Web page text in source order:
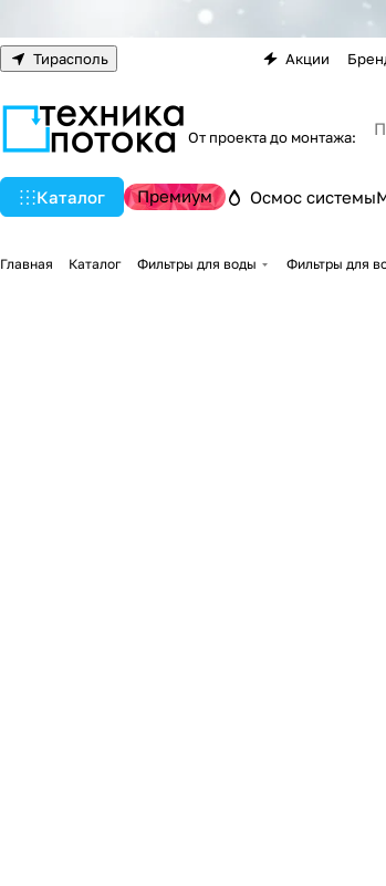
Тирасполь Акции
От проекта до монтажа:
Каталог Премиум Осмос системы
Главная Каталог Фильтры для воды Фильтры для